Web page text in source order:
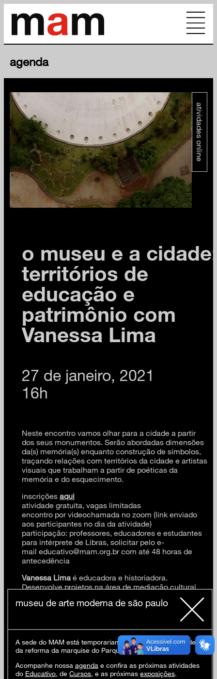
agenda
atividades online
o museu e a cidade:
territórios de
educação e
patrimônio com
Vanessa Lima
27 de janeiro, 2021
16h
Neste encontro vamos olhar para a cidade a partir
dos seus monumentos. Serão abordadas dimensões
da(s) memória(s) enquanto construção de símbolos,
traçando relações com territórios da cidade e artistas
visuais que trabalham a partir de poéticas da
memória e do esquecimento.
inscrições aqui
atividade gratuita, vagas limitadas
encontro por videochamada no zoom (link enviado
aos participantes no dia da atividade)
participação: professores, educadores e estudantes
para intérprete de Libras, solicitar pelo e-
mail educativo@mam.org.br com até 48 horas de
antecedência
Vanessa Lima é educadora e historiadora.
Desenvolve projetos na área de mediação cultural
em diferentes museus e instituições culturais. Com
formação em História, na sua produção, propõe
dispositivos de mediação que ampliam o debate
sobre Patrimônio Cultural. Nas suas pesquisas,
visitas e caminhadas pela cidade, investiga
processos de (des)construção da(s) memória(s).
Atualmente desenvolve em co-autoria o livro:
historiador da cidade.
museu de arte moderna de são paulo
A sede do MAM está temporariamente fechada em virtude
da reforma da marquise do Parque Ibirapuera.
Acompanhe nossa agenda e confira as próximas atividades
do Educativo, de Cursos, e as próximas exposições.